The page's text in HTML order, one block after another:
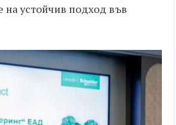
на устойчив подход във